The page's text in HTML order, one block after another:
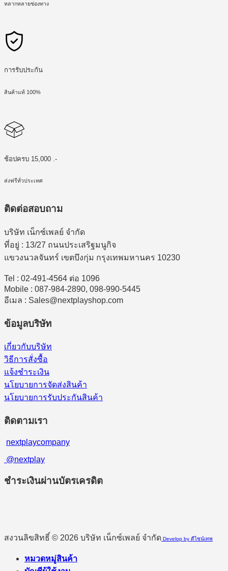
หลากหลายช่องทาง
การรับประกัน
สินค้าแท้ 100%
ช้อปครบ 15,000 .-
ส่งฟรีทั่วประเทศ
ติดต่อสอบถาม
บริษัท เน็กซ์เพลย์ จำกัด
ที่อยู่ : 13/27 ถนนประเสริฐมนูกิจ
แขวงนวลจันทร์ เขตบึงกุ่ม กรุงเทพมหานคร 10230
Tel : 02-491-4564 ต่อ 1096
Mobile : 087-984-2890, 098-990-5445
อีเมล : Sales@nextplayshop.com
ข้อมูลบริษัท
เกี่ยวกับบริษัท
วิธีการสั่งซื้อ
แจ้งชำระเงิน
นโยบายการจัดส่งสินค้า
นโยบายการรับประกันสินค้า
ติดตามเรา
nextplaycompany
@nextplay
ชำระเงินผ่านบัตรเครดิต
สงวนลิขสิทธิ์ © 2026 บริษัท เน็กซ์เพลย์ จำกัด Develop by ดีไซน์เทพ
หมวดหมู่สินค้า